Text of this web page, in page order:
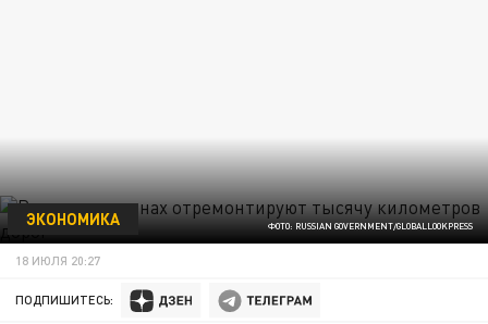
ФОТО: RUSSIAN GOVERNMENT/GLOBALLOOKPRESS
ЭКОНОМИКА
18 ИЮЛЯ 20:27
ПОДПИШИТЕСЬ: